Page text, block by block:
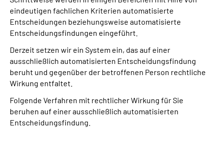
eindeutigen fachlichen Kriterien automatisierte
Entscheidungen beziehungsweise automatisierte
Entscheidungsfindungen eingeführt.
Derzeit setzen wir ein System ein, das auf einer
ausschließlich automatisierten Entscheidungs­findung
beruht und gegenüber der betroffenen Person rechtliche
Wirkung entfaltet.
Folgende Verfahren mit rechtlicher Wirkung für Sie
beruhen auf einer ausschließlich automatisierten
Entscheidungs­findung.